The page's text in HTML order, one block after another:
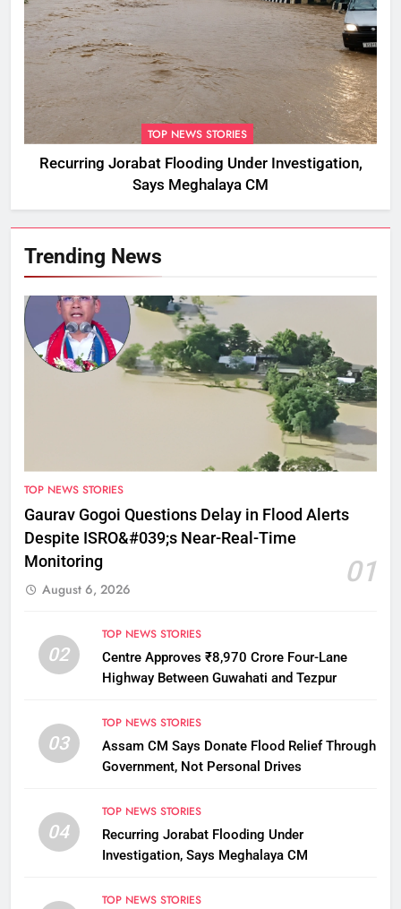
TOP NEWS STORIES
Recurring Jorabat Flooding Under Investigation,
Says Meghalaya CM
Trending News
TOP NEWS STORIES
Gaurav Gogoi Questions Delay in Flood Alerts
Despite ISRO&#039;s Near-Real-Time
Monitoring
01
August 6, 2026
02
TOP NEWS STORIES
Centre Approves ₹8,970 Crore Four-Lane
Highway Between Guwahati and Tezpur
03
TOP NEWS STORIES
Assam CM Says Donate Flood Relief Through
Government, Not Personal Drives
04
TOP NEWS STORIES
Recurring Jorabat Flooding Under
Investigation, Says Meghalaya CM
TOP NEWS STORIES